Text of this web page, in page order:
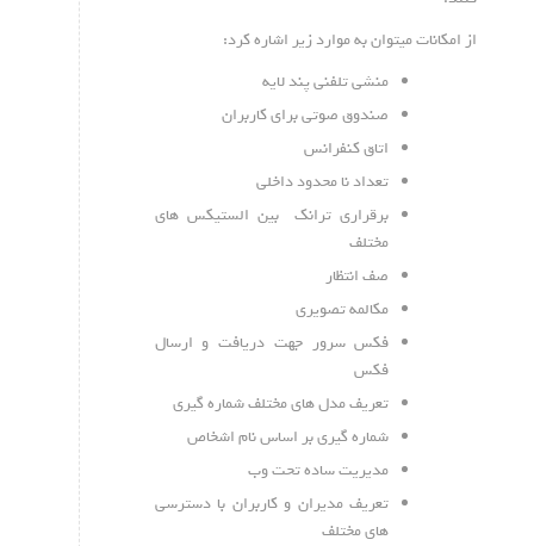
از امکانات میتوان به موارد زیر اشاره کرد:
منشی تلفنی پند لایه
صندوق صوتی برای کاربران
اتاق کنفرانس
تعداد نا محدود داخلی
برقراری ترانک بین الستیکس های
مختلف
صف انتظار
مکالمه تصویری
فکس سرور جهت دریافت و ارسال
فکس
تعریف مدل های مختلف شماره گیری
شماره گیری بر اساس نام اشخاص
مدیریت ساده تحت وب
تعریف مدیران و کاربران با دسترسی
های مختلف